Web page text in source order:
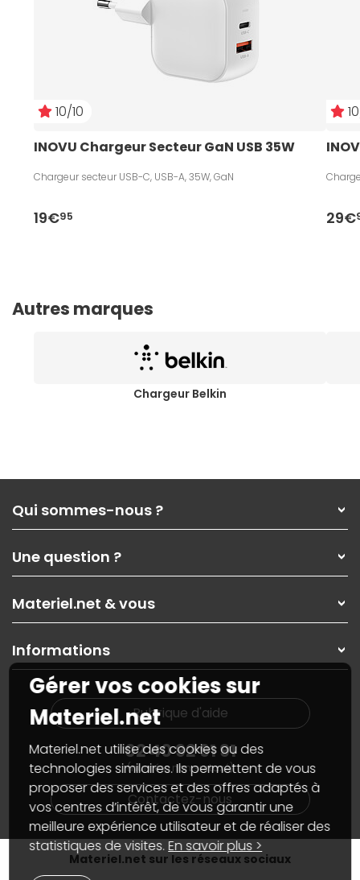
10/10
INOVU Chargeur Secteur GaN USB 35W
Chargeur secteur USB-C, USB-A, 35W, GaN
19€95 29€
Autres marques
Chargeur Belkin
Qui sommes-nous ?
Nos services
Les magasins Materiel.net
Nos solutions pour les pros
Contactez-nous
Une question ?
Paiement, livraison
Garanties,Pack Zen
SAV, demander un retour
Informations
Guides d'achats et tutoriels
Materiel.net & vous
On rachète votre carte graphique
PC sur mesure : Votre RDV personnalisé
Notre démarche écologique
Materiel.net recrute
Notre programme d'affiliation
Partenariat & Sponsoring
Informations
Plan du site
Nos marques
Conditions générales de vente
Informations légales
Données personnellesetcookies
Gérer vos cookies
Accessibilité : non conforme
Rubrique d'aide
02 40 92 91 91
(numéro non surtaxé)
Contactez-nous
Materiel.net sur les réseaux sociaux
Gérer vos cookies sur
Materiel.net
Materiel.net utilise des cookies ou des
technologies similaires. Ils permettent de vous
proposer des services et des offres adaptés à
vos centres d’intérêt, de vous garantir une
meilleure expérience utilisateur et de réaliser des
statistiques de visites.En savoir plus >